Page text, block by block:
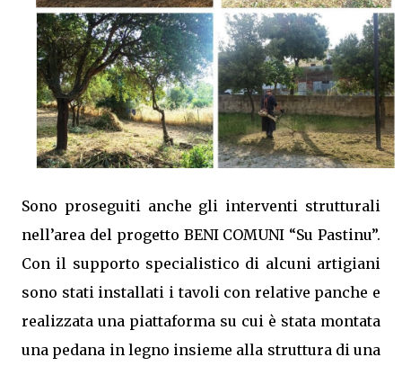
Sono proseguiti anche gli interventi strutturali
nell’area del progetto BENI COMUNI “Su Pastinu”.
Con il supporto specialistico di alcuni artigiani
sono stati installati i tavoli con relative panche e
realizzata una piattaforma su cui è stata montata
una pedana in legno insieme alla struttura di una